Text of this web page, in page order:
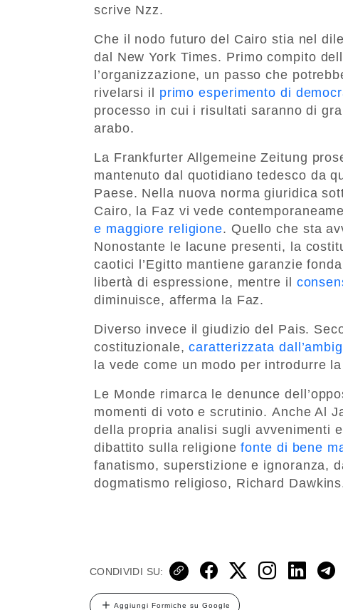
scrive Nzz.
Che il nodo futuro del Cairo stia nel
dal New York Times. Primo compito
l’organizzazione, un passo che
rivelarsi il primo esperimento di
processo in cui i risultati saranno di
arabo.
La Frankfurter Allgemeine Zeitung
mantenuto dal quotidiano tedesco da
Paese. Nella nuova norma giuridica
Cairo, la Faz vi vede
e maggiore religione. Quello che sta
Nonostante le lacune presenti, la
caotici l’Egitto mantiene garanzie
libertà di espressione, mentre il
diminuisce, afferma la Faz.
Diverso invece il giudizio del Pais.
costituzionale,caratterizzata
la vede come un modo per introdurre
Le Monde rimarca le denunce
momenti di voto e scrutinio. Anche Al
della propria analisi sugli avvenimenti
dibattito sulla religionefonte di bene
fanatismo, superstizione e ignoranza,
dogmatismo religioso, Richard
CONDIVIDI SU:
Aggiungi Formiche su Google